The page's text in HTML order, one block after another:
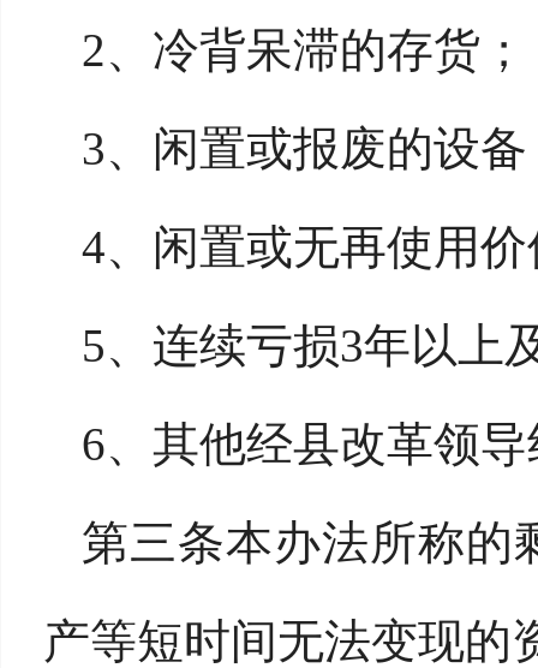
2、冷背呆滞的存货；
3、闲置或报废的设备
4、闲置或无再使用
5、连续亏损3年以上
6、其他经县改革领
第三条本办法所称的
产等短时间无法变现的